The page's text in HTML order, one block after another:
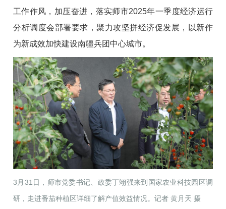
工作作风，加压奋进，落实师市2025年一季度经济运行
分析调度会部署要求，聚力攻坚拼经济促发展，以新作
为新成效加快建设南疆兵团中心城市。
3月31日，师市党委书记、政委丁翊强来到国家农业科技园区调
研，走进番茄种植区详细了解产值效益情况。记者 黄月天 摄